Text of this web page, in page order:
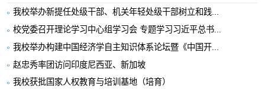
我校举办新提任处级干部、机关年轻处级干部树立和践...
校党委召开理论学习中心组学习会 专题学习习近平总书...
我校举办构建中国经济学自主知识体系论坛暨《中国开...
赵忠秀率团访问印度尼西亚、新加坡
我校获批国家人权教育与培训基地（培育）